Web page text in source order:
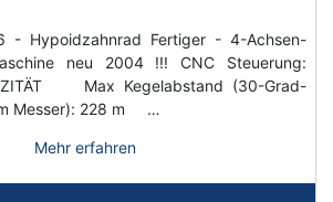
- Hypoidzahnrad Fertiger - 4-Achsen-
neu 2004 !!! CNC Steuerung:
Max Kegelabstand (30-Grad-
Messer): 228 m …
Mehr erfahren